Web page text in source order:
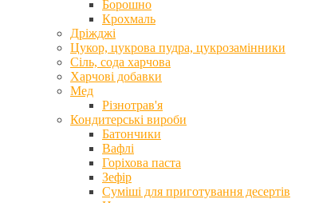
Борошно
Крохмаль
Дріжджі
Цукор, цукрова пудра, цукрозамінники
Сіль, сода харчова
Харчові добавки
Мед
Різнотрав'я
Кондитерські вироби
Батончики
Вафлі
Горіхова паста
Зефір
Суміші для приготування десертів